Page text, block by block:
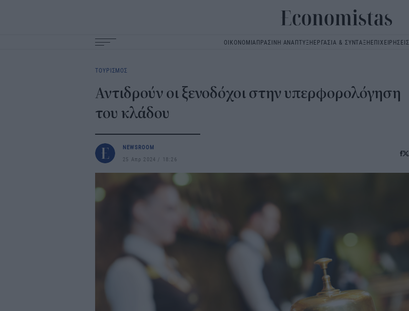
ΟΙΚΟΝΟΜΙΑΠΡΑΣΙΝΗ ΑΝΑΠΤΥΞΗΕΡΓΑΣΙΑ & ΣΥΝΤΑΞΗΕΠΙΧΕΙΡΗΣΕΙΣ
navigation
ΤΟΥΡΙΣΜΟΣ
Αντιδρούν οι ξενοδόχοι στην υπερφορολόγηση
του κλάδου
NEWSROOM
25 Απρ 2024
18:26